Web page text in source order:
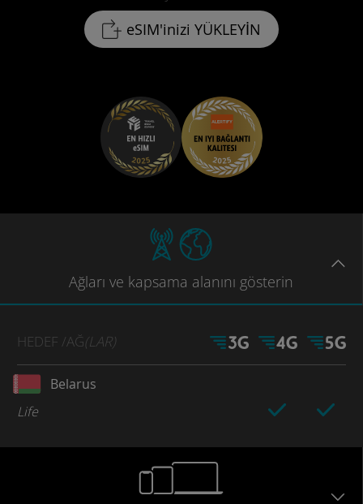
eSIM'inizi YÜKLEYİN
Ağları ve kapsama alanını gösterin
HEDEF /AĞ(LAR)
Belarus
Life